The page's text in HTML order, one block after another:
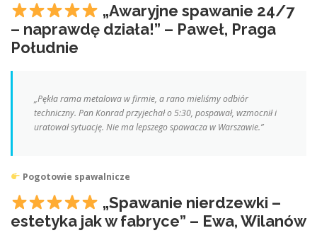
„Awaryjne spawanie 24/7
– naprawdę działa!” – Paweł, Praga
Południe
„Pękła rama metalowa w firmie, a rano mieliśmy odbiór
techniczny. Pan Konrad przyjechał o 5:30, pospawał, wzmocnił i
uratował sytuację. Nie ma lepszego spawacza w Warszawie.”
Pogotowie spawalnicze
„Spawanie nierdzewki –
estetyka jak w fabryce” – Ewa, Wilanów